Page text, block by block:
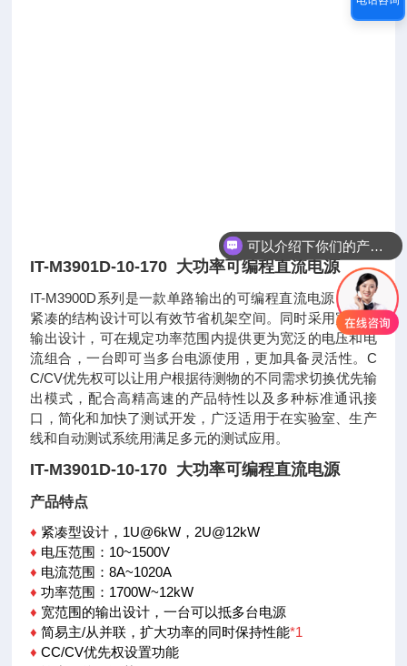
IT-M3901D-10-170 大功率可编程直流电源
IT-M3900D系列是一款单路输出的可编程直流电源，采用
紧凑的结构设计可以有效节省机架空间。同时采用宽范围
输出设计，可在规定功率范围内提供更为宽泛的电压和电
流组合，一台即可当多台电源使用，更加具备灵活性。C
C/CV优先权可以让用户根据待测物的不同需求切换优先输
出模式，配合高精高速的产品特性以及多种标准通讯接
口，简化和加快了测试开发，广泛适用于在实验室、生产
线和自动测试系统用满足多元的测试应用。
IT-M3901D-10-170 大功率可编程直流电源
产品特点
♦ 紧凑型设计，1U@6kW，2U@12kW
♦ 电压范围：10~1500V
♦ 电流范围：8A~1020A
♦功率范围：1700W~12kW
♦ 宽范围的输出设计，一台可以抵多台电源
♦简易主/从并联，扩大功率的同时保持性能*1
♦CC/CV优先权设置功能
可以介绍下你们的产品么